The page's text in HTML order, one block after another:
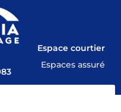
Espace courtier
Espaces assuré